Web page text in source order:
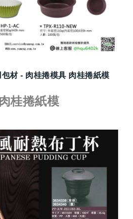
材 - 肉桂捲模具 肉桂捲紙模
桂捲紙模